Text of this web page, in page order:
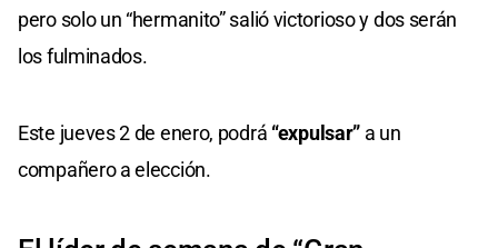
pero solo un “hermanito” salió victorioso y dos serán
los fulminados.
Este jueves 2 de enero, podrá “expulsar” a un
compañero a elección.